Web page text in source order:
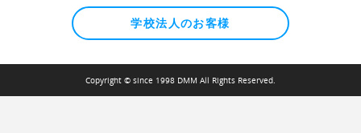
学校法人のお客様
Copyright © since 1998 DMM All Rights Reserved.